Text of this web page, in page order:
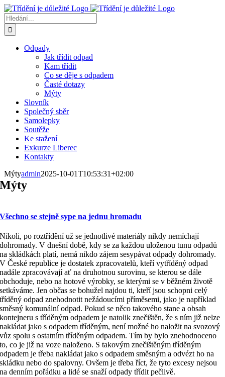
Přeskočit
na
obsah
Hledat:
Odpady
Jak třídit odpad
Kam třídit
Co se děje s odpadem
Časté dotazy
Mýty
Slovník
Společný sběr
Samolepky
Soutěže
Ke stažení
Exkurze Liberec
Kontakty
Mýtyadmin2025-10-01T10:53:31+02:00
Mýty
Všechno se stejně sype na jednu hromadu
Nikoli, po roztřídění už se jednotlivé materiály nikdy nemíchají
dohromady. V dnešní době, kdy se za každou uloženou tunu odpadů
na skládkách platí, nemá nikdo zájem sesypávat odpady dohromady.
V České republice je dostatek zpracovatelů, kteří vytříděný odpad
nadále zpracovávají ať na druhotnou surovinu, se kterou se dále
obchoduje, nebo na hotové výrobky, se kterými se v běžném životě
setkáváme. Jen občas se bohužel najdou ti, kteří jsou schopni celý
tříděný odpad znehodnotit nežádoucími příměsemi, jako je například
směsný komunální odpad. Pokud se něco takového stane a obsah
kontejneru s tříděným odpadem je natolik znečištěn, že s ním již nelze
nakládat jako s odpadem tříděným, není možné ho naložit na svozový
vůz spolu s ostatním tříděným odpadem. Tím by bylo znehodnoceno
to, co je již na voze naloženo. S takovým znečištěným tříděným
odpadem je třeba nakládat jako s odpadem směsným a odvézt ho na
skládku nebo do spalovny. Ovšem je třeba říct, že tyto excesy nejsou
na denním pořádku a lidé se snaží odpady třídit pečlivě.